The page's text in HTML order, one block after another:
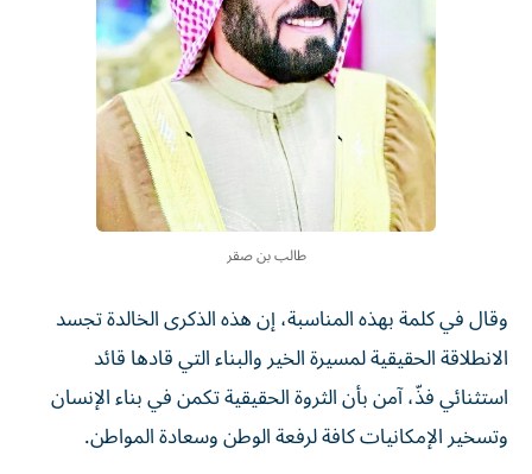
طالب بن صقر
وقال في كلمة بهذه المناسبة، إن هذه الذكرى الخالدة تجسد
الانطلاقة الحقيقية لمسيرة الخير والبناء التي قادها قائد
استثنائي فذّ، آمن بأن الثروة الحقيقية تكمن في بناء الإنسان
وتسخير الإمكانيات كافة لرفعة الوطن وسعادة المواطن.